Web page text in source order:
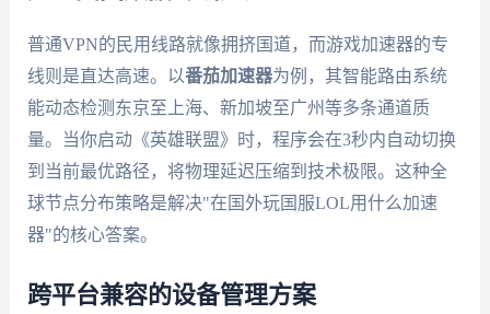
普通VPN的民用线路就像拥挤国道，而游戏加速器的专
线则是直达高速。以番茄加速器为例，其智能路由系统
能动态检测东京至上海、新加坡至广州等多条通道质
量。当你启动《英雄联盟》时，程序会在3秒内自动切换
到当前最优路径，将物理延迟压缩到技术极限。这种全
球节点分布策略是解决"在国外玩国服LOL用什么加速
器"的核心答案。
跨平台兼容的设备管理方案